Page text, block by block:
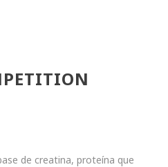
era: 50,35€.
actual es:
de creatina, proteína que